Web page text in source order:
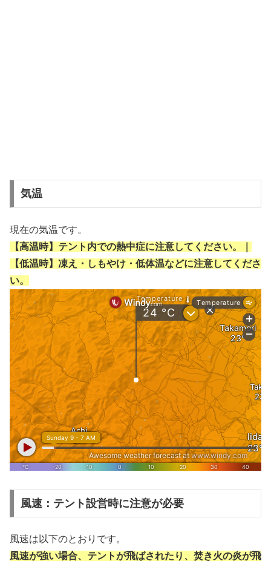
気温
現在の気温です。
【高温時】テント内での熱中症に注意してください。｜
【低温時】凍え・しもやけ・低体温などに注意してくださ
い。
風速：テント設営時に注意が必要
風速は以下のとおりです。
風速が強い場合、テントが飛ばされたり、焚き火の炎が飛